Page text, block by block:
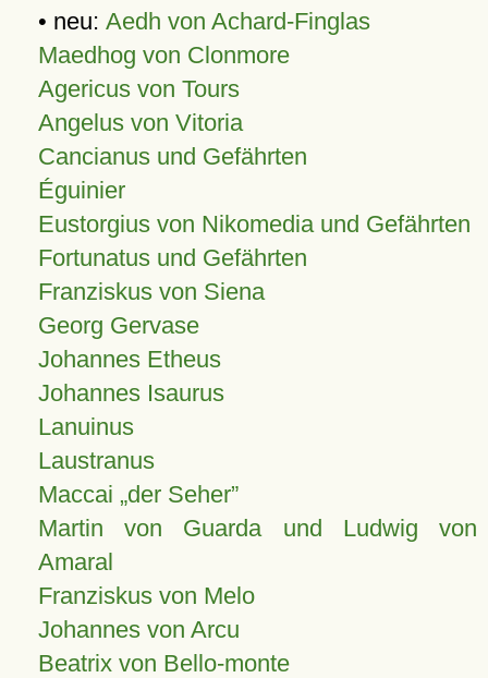
• neu: Aedh von Achard-Finglas
Maedhog von Clonmore
Agericus von Tours
Angelus von Vitoria
Cancianus und Gefährten
Éguinier
Eustorgius von Nikomedia und Gefährten
Fortunatus und Gefährten
Franziskus von Siena
Georg Gervase
Johannes Etheus
Johannes Isaurus
Lanuinus
Laustranus
Maccai „der Seher”
Martin von Guarda und Ludwig von
Amaral
Franziskus von Melo
Johannes von Arcu
Beatrix von Bello-monte